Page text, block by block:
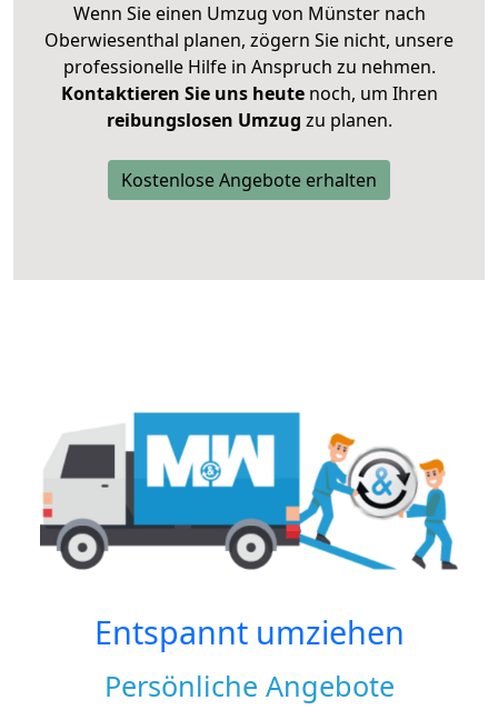
Wenn Sie einen Umzug von Münster nach
Oberwiesenthal planen, zögern Sie nicht, unsere
professionelle Hilfe in Anspruch zu nehmen.
Kontaktieren Sie uns heutenoch, um Ihren
reibungslosen Umzug zu planen.
Kostenlose Angebote erhalten
Entspannt umziehen
Persönliche Angebote